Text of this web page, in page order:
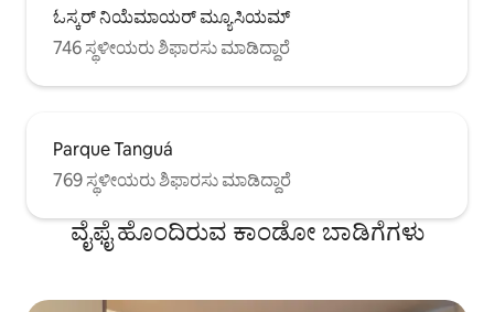
ಓಸ್ಕರ್ ನಿಯೆಮಾಯರ್ ಮ್ಯೂಸಿಯಮ್
746 ಸ್ಥಳೀಯರು ಶಿಫಾರಸು ಮಾಡಿದ್ದಾರೆ
Parque Tanguá
769 ಸ್ಥಳೀಯರು ಶಿಫಾರಸು ಮಾಡಿದ್ದಾರೆ
ವೈಫೈ ಹೊಂದಿರುವ ಕಾಂಡೋ ಬಾಡಿಗೆಗಳು